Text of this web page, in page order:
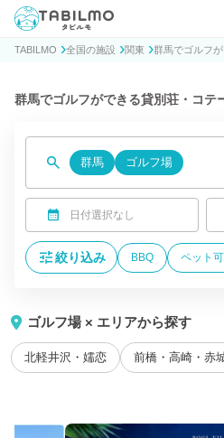
貸別荘コテージ・一棟貸し宿泊予約サイト
TABILMO 全国の施設 関東 群馬でゴルフ
群馬でゴルフができる貸別荘・コテ
群馬 ゴルフ場
日付選択なし
絞り込み BBQ ペット可
ゴルフ場 × エリアから探す
北軽井沢・嬬恋 前橋・高崎・赤